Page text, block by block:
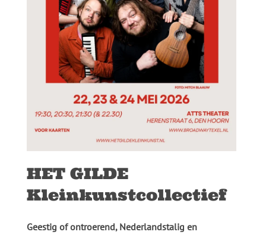
HET GILDE
Kleinkunstcollectief
Geestig of ontroerend, Nederlandstalig en